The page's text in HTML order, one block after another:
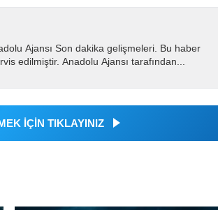
Ajansı Son dakika gelişmeleri. Bu haber
edilmiştir. Anadolu Ajansı tarafından...
İÇİN TIKLAYINIZ